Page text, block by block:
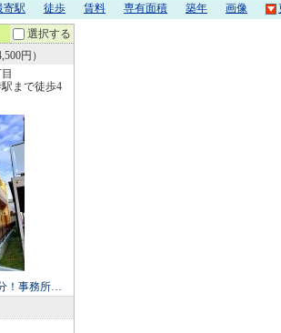
寄駅 徒歩 賃料 専有面積 築年 画像
選択する
円）
まで徒歩4
！事務所…